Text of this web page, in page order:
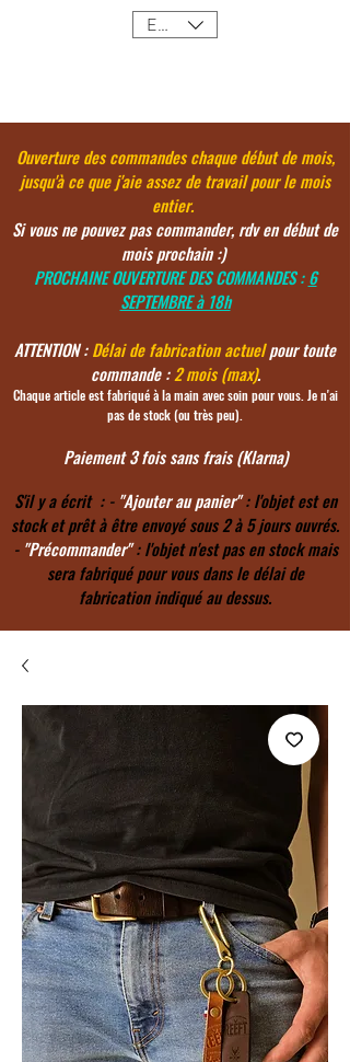
EUR (€)
Ouverture des commandes chaque début de mois,
jusqu'à ceque j'aie assez de travail pour le mois
entier.
Si vous ne pouvez pas commander, rdv en début de
mois prochain :)
PROCHAINE OUVERTURE DES COMMANDES :6
SEPTEMBRE à 18h
ATTENTION :Délai de fabrication actuelpour toute
commande :2 mois (max).
Chaque article est fabriqué à la main avec soin pour vous. Je n'ai
pas de stock (ou très peu).
Paiement 3 fois sans frais (Klarna)
S'il y a écrit : - "Ajouter au panier": l'objet est en
stock et prêt à être envoyé sous 2 à 5 jours ouvrés.
- "Précommander": l'objet n'est pas en stock mais
sera fabriqué pour vous dans le délai de
fabrication indiqué au dessus.